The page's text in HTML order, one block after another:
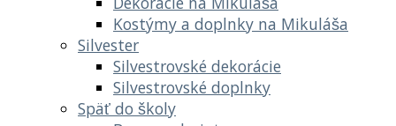
Kostýmy a doplnky na Mikuláša
Silvester
Silvestrovské dekorácie
Silvestrovské doplnky
Späť do školy